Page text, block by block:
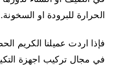
الحرارة للبرودة او السخونة.
فإذا اردت عميلنا الكريم
في مجال تركيب اجهزة